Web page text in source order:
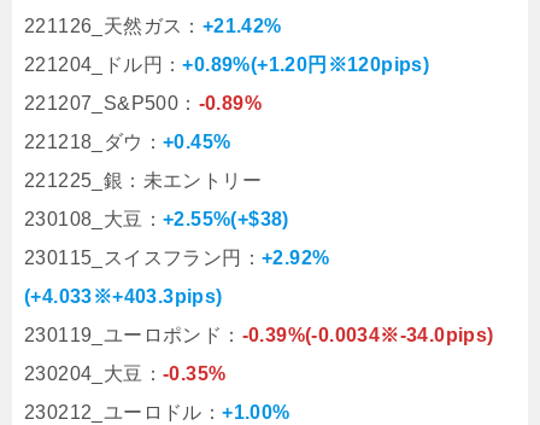
221126_天然ガス： +21.42%
221204_ドル円：+0.89%(+1.20円※120pips)
221207_S&P500： -0.89%
221218_ダウ： +0.45%
221225_銀：未エントリー
230108_大豆： +2.55%(+$38)
230115_スイスフラン円：+2.92%
(+4.033※+403.3pips)
230119_ユーロポンド： -0.39%(-0.0034※-34.0pips)
230204_大豆： -0.35%
230212_ユーロドル：+1.00%